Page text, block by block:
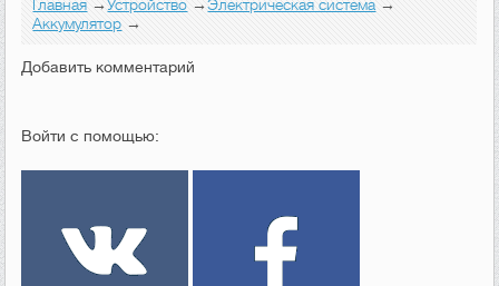
Главная →Устройство →Электрическая система →
Аккумулятор →
Добавить комментарий
Войти с помощью: